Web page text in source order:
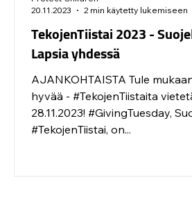
TekojenTiistai 2023 -
Lapsia yhdessä
AJANKOHTAISTA Tule
hyvää - #TekojenTiistaita
28.11.2023! #GivingTuesday,
#TekojenTiistai, on...
20.11.2023
2 min käytetty lukemiseen